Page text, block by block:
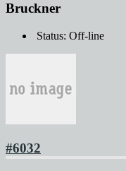
Bruckner
Status: Off-line
#6032